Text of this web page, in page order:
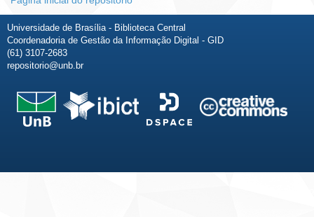
Universidade de Brasília - Biblioteca Central
Coordenadoria de Gestão da Informação Digital - GID
(61) 3107-2683
repositorio@unb.br